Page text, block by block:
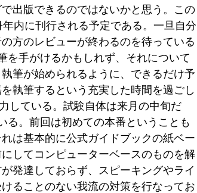
出版できるのではないかと思う。この
内に刊行される予定である。一旦自分
方のレビューが終わるのを待っている
を手がけるかもしれず、それについて
筆が始められるように、できるだけ予
執筆するという充実した時間を過ごし
している。試験自体は来月の中旬だ
る。前回は初めての本番ということも
は基本的に公式ガイドブックの紙ベー
してコンピューターベースのものを解
発達しておらず、スピーキングやライ
ることのない我流の対策を行なってお